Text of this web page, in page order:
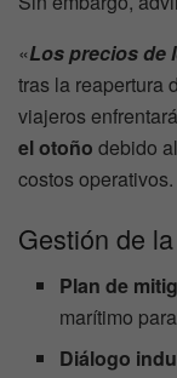
«Los precios de
tras la reapertura
viajeros
el otoño debido
costos operativos.
Gestión de
Plan de
marítimo
Diálogo